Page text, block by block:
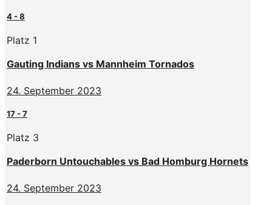
4 -8
Platz 1
Gauting Indians vs Mannheim Tornados
24. September 2023
17 -7
Platz 3
Paderborn Untouchables vs Bad Homburg Hornets
24. September 2023